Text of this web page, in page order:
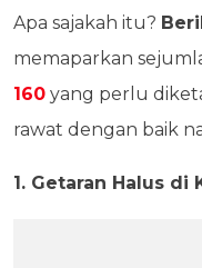
Apa sajakah itu?
memaparkan
160 yang perlu
rawat dengan baik
1. Getaran Halus di